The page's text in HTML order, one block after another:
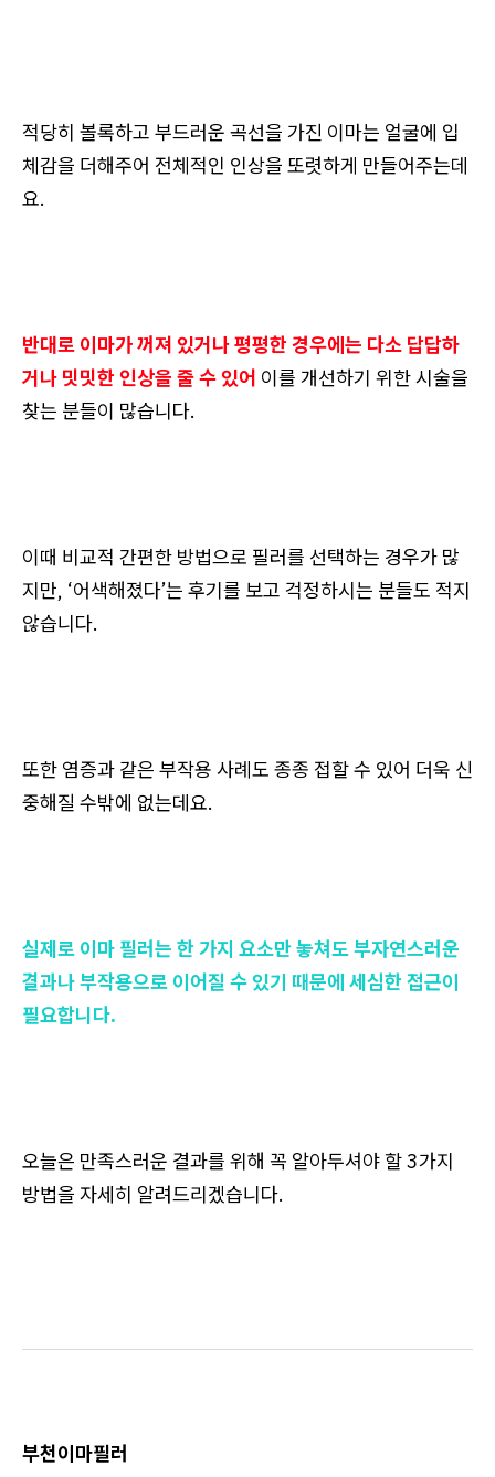
적당히 볼록하고 부드러운 곡선을 가진 이마는 얼굴에 입
체감을 더해주어 전체적인 인상을 또렷하게 만들어주는데
요.
반대로 이마가 꺼져 있거나 평평한 경우에는 다소 답답하
거나 밋밋한 인상을 줄 수 있어 이를 개선하기 위한 시술을
찾는 분들이 많습니다.
이때 비교적 간편한 방법으로 필러를 선택하는 경우가 많
지만, ‘어색해졌다’는 후기를 보고 걱정하시는 분들도 적지
않습니다.
또한 염증과 같은 부작용 사례도 종종 접할 수 있어 더욱 신
중해질 수밖에 없는데요.
실제로 이마 필러는 한 가지 요소만 놓쳐도 부자연스러운
결과나 부작용으로 이어질 수 있기 때문에 세심한 접근이
필요합니다.
오늘은 만족스러운 결과를 위해 꼭 알아두셔야 할 3가지
방법을 자세히 알려드리겠습니다.
부천이마필러